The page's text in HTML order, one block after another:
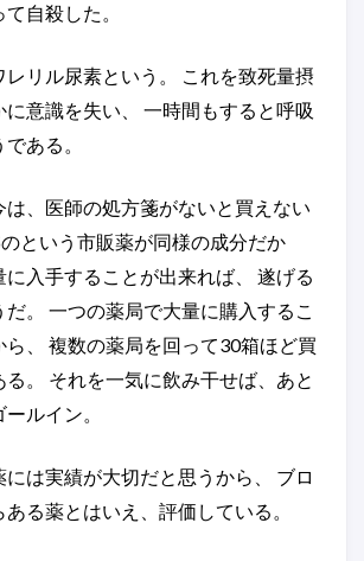
自殺した。
レリル尿素という。 これを致死量摂
意識を失い、 一時間もすると呼吸
ある。
は、医師の処方箋がないと買えない
という市販薬が同様の成分だか
に入手することが出来れば、 遂げる
だ。 一つの薬局で大量に購入するこ
ら、 複数の薬局を回って30箱ほど買
。 それを一気に飲み干せば、あと
ルイン。
は実績が大切だと思うから、 ブロ
る薬とはいえ、評価している。